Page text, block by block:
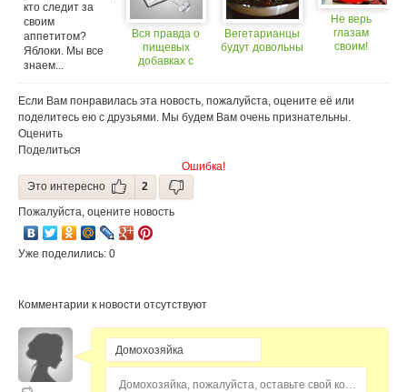
кто следит за
своим
аппетитом?
Яблоки. Мы все
знаем...
Вся правда о
пищевых
добавках с
а какие
безопасны для
Вегетарианцы
будут довольны
Не верь
глазам
своим!
Если Вам понравилась эта новость, пожалуйста, оцените её или
поделитесь ею с друзьями. Мы будем Вам очень признательны.
Оценить
Поделиться
Ошибка!
Это интересно
2
Пожалуйста, оцените новость
Уже поделились: 0
Комментарии к новости отсутствуют
Домохозяйка, пожалуйста, оставьте свой комментарий...